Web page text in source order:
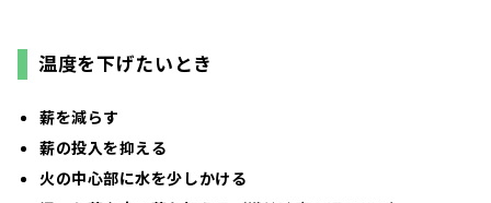
温度を下げたいとき
薪を減らす
薪の投入を抑える
火の中心部に水を少しかける